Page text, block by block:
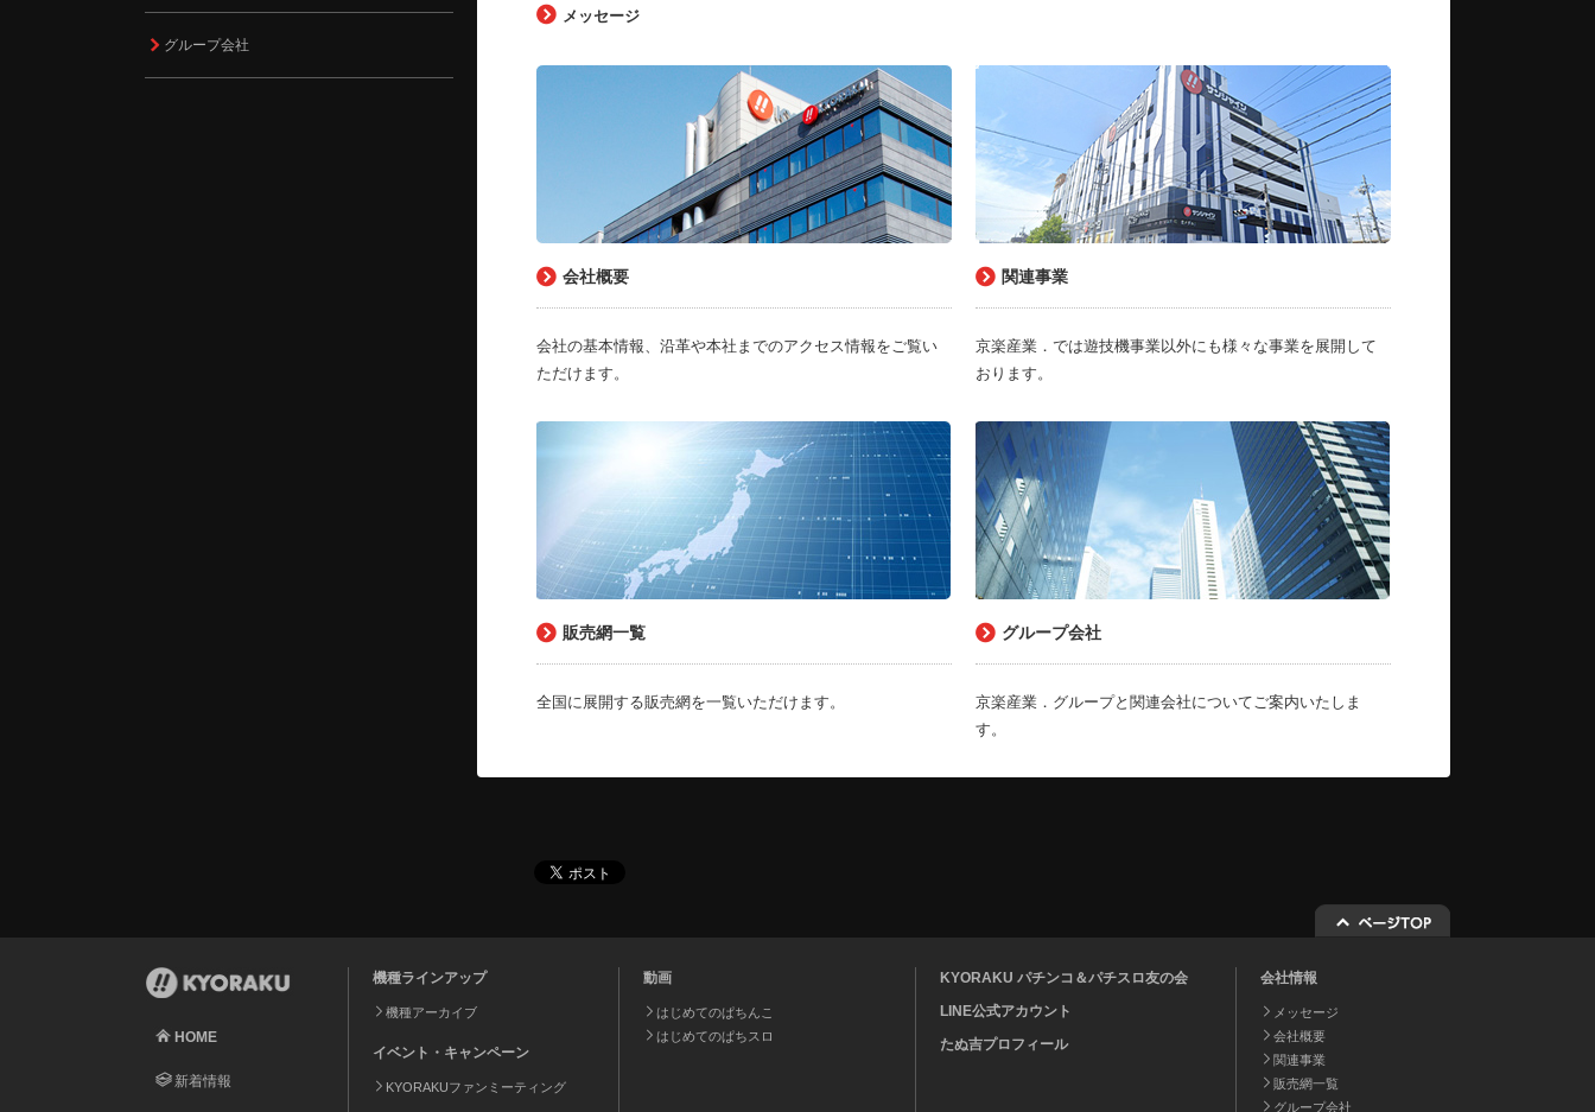
グループ会社
メッセージ
会社概要
会社の基本情報、沿革や本社までのアクセス情報をご覧い
ただけます。
関連事業
京楽産業．では遊技機事業以外にも様々な事業を展開して
おります。
販売網一覧
全国に展開する販売網を一覧いただけます。
グループ会社
京楽産業．グループと関連会社についてご案内いたしま
す。
HOME
新着情報
機種ラインアップ
機種アーカイブ
イベント・キャンペーン
KYORAKUファンミーティング
動画
はじめてのぱちんこ
はじめてのぱちスロ
KYORAKU パチンコ＆パチスロ友の会
LINE公式アカウント
たぬ吉プロフィール
会社情報
メッセージ
会社概要
関連事業
販売網一覧
グループ会社